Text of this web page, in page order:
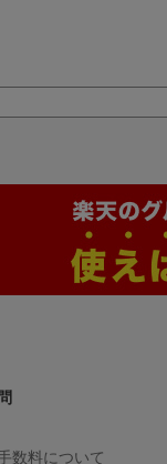
数料について